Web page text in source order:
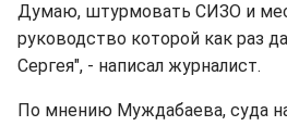
Думаю, штурмовать СИЗО и
руководство которой как раз
Сергея", - написал журналист.
По мнению Муждабаева, суда